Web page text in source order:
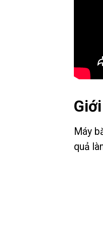
Máy
quả